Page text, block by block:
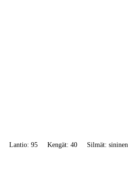
Lantio: 95 Kengät: 40 Silmät: sininen